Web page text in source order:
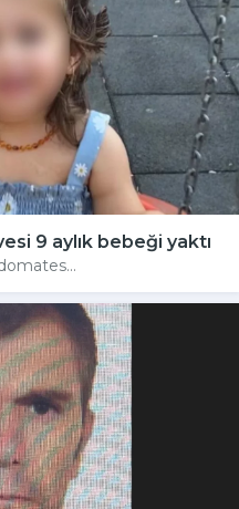
9 aylık bebeği yaktı